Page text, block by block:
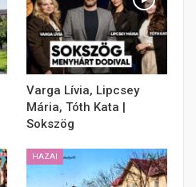
Varga Lívia, Lipcsey
Mária, Tóth Kata |
Sokszög
HAZAI